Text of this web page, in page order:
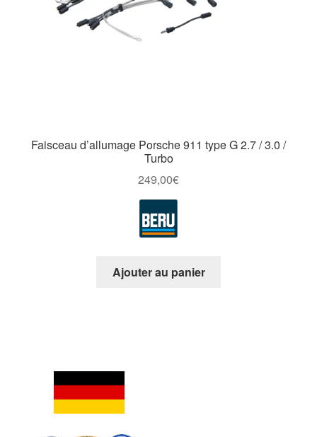
Faisceau d’allumage Porsche 911 type G 2.7 / 3.0 /
Turbo
249,00€
Ajouter au panier